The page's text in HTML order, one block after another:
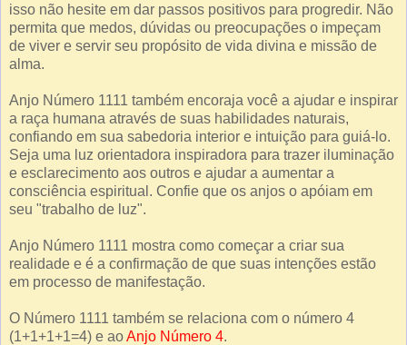
isso não hesite em dar passos positivos para progredir. Não
permita que medos, dúvidas ou preocupações o impeçam
de viver e servir seu propósito de vida divina e missão de
alma.
Anjo Número 1111 também encoraja você a ajudar e inspirar
a raça humana através de suas habilidades naturais,
confiando em sua sabedoria interior e intuição para guiá-lo.
Seja uma luz orientadora inspiradora para trazer iluminação
e esclarecimento aos outros e ajudar a aumentar a
consciência espiritual. Confie que os anjos o apóiam em
seu "trabalho de luz".
Anjo Número 1111 mostra como começar a criar sua
realidade e é a confirmação de que suas intenções estão
em processo de manifestação.
O Número 1111 também se relaciona com o número 4
(1+1+1+1=4) e aoAnjo Número 4.